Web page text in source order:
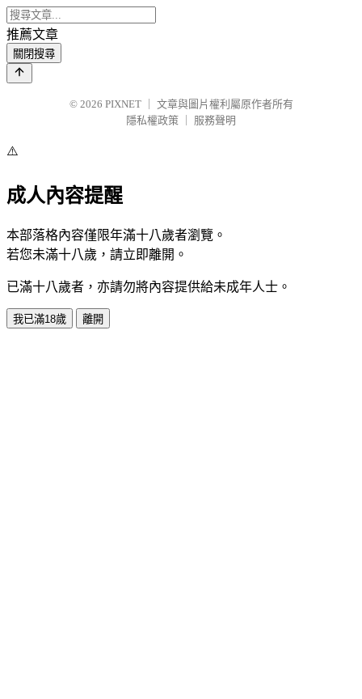
推薦文章
關閉搜尋
© 2026 PIXNET
文章與圖片權利屬原作者所有
隱私權政策
服務聲明
⚠️
成人內容提醒
本部落格內容僅限年滿十八歲者瀏覽。
若您未滿十八歲，請立即離開。
已滿十八歲者，亦請勿將內容提供給未成年人士。
我已滿18歲 離開